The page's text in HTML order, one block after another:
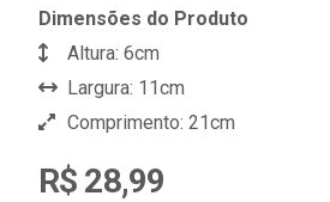
Dimensões do Produto
Altura: 6cm
Largura: 11cm
Comprimento: 21cm
R$ 28,99